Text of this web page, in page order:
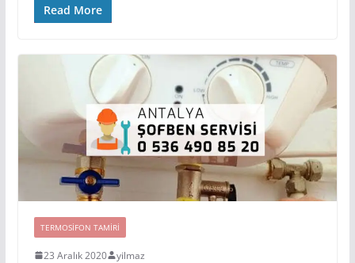
Read More
TERMOSIFON TAMIRI
23 Aralık 2020 yilmaz